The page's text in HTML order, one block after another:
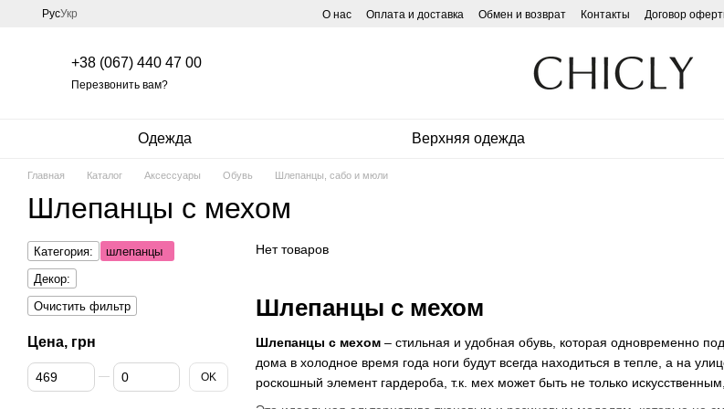
Перейти к основному контенту
РусУкр О нас Оплата и доставка Обмен и возврат Контакты Договор
+38 (067) 440 47 00
Перезвонить вам?
Одежда Верхняя одежда
Главная Каталог Аксессуары Обувь Шлепанцы, сабо и мюли
Шлепанцы с мехом
Шлепанцы с мехом
Шлепанцы с мехом – стильная и удобная обувь, которая одновременно
дома в холодное время года ноги будут всегда находиться в тепле, а на
роскошный элемент гардероба, т.к. мех может быть не только
Нет товаров
Категория:
шлепанцы
Декор:
Очистить фильтр
Цена, грн
От Цена, грн
До Цена, грн OK